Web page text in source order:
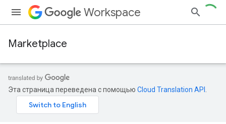
Workspace
Marketplace
Эта страница переведена с помощью Cloud Translation API